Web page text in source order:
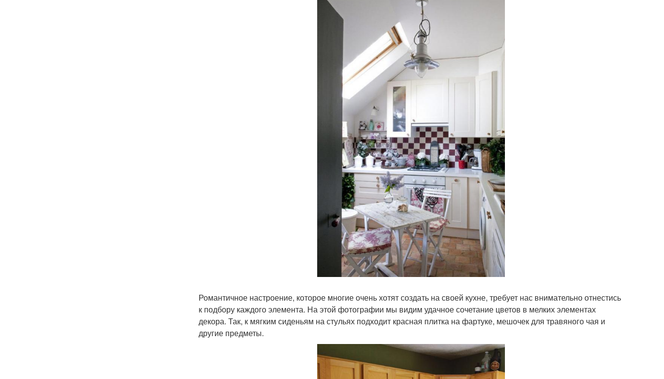
Романтичное настроение, которое многие очень хотят создать на своей кухне, требует нас внимательно отнестись
к подбору каждого элемента. На этой фотографии мы видим удачное сочетание цветов в мелких элементах
декора. Так, к мягким сиденьям на стульях подходит красная плитка на фартуке, мешочек для травяного чая и
другие предметы.